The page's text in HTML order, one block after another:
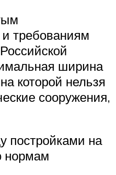
требованиям
ширина
которой нельзя
сооружения,
постройками на
нормам